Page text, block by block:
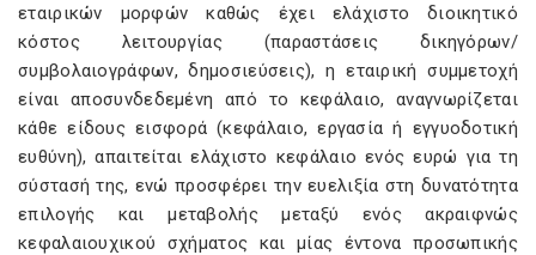
εταιρικών μορφών καθώς έχει ελάχιστο διοικητικό
κόστος λειτουργίας (παραστάσεις δικηγόρων/
συμβολαιογράφων, δημοσιεύσεις), η εταιρική συμμετοχή
είναι αποσυνδεδεμένη από το κεφάλαιο, αναγνωρίζεται
κάθε είδους εισφορά (κεφάλαιο, εργασία ή εγγυοδοτική
ευθύνη), απαιτείται ελάχιστο κεφάλαιο ενός ευρώ για τη
σύστασή της, ενώ προσφέρει την ευελιξία στη δυνατότητα
επιλογής και μεταβολής μεταξύ ενός ακραιφνώς
κεφαλαιουχικού σχήματος και μίας έντονα προσωπικής